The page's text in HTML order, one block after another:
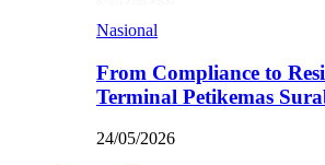
Nasional
From Compliance to
Terminal Petikemas
24/05/2026